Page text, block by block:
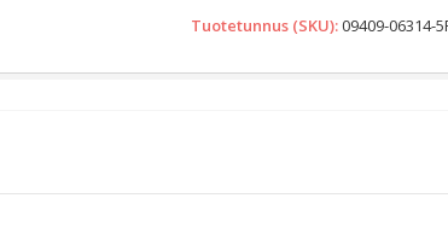
Replaces
06314.
Tuotetunnus (SKU):09409-06314-